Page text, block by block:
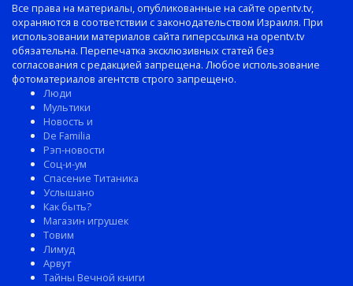
Все права на материалы, опубликованные на сайте opentv.tv,
охраняются в соответствии с законодательством Израиля. При
использовании материалов сайта гиперссылка на opentv.tv
обязательна. Перепечатка эксклюзивных статей без
согласования с редакцией запрещена. Любое использование
фотоматериалов агентств строго запрещено.
Люди
Мультики
Новость и
De Familia
Рэп-новости
Соц-и-ум
Спасение Титаника
Услышано
Как быть?
Магазин игрушек
Товим
Лимуд
Арвут
Тайны Вечной книги